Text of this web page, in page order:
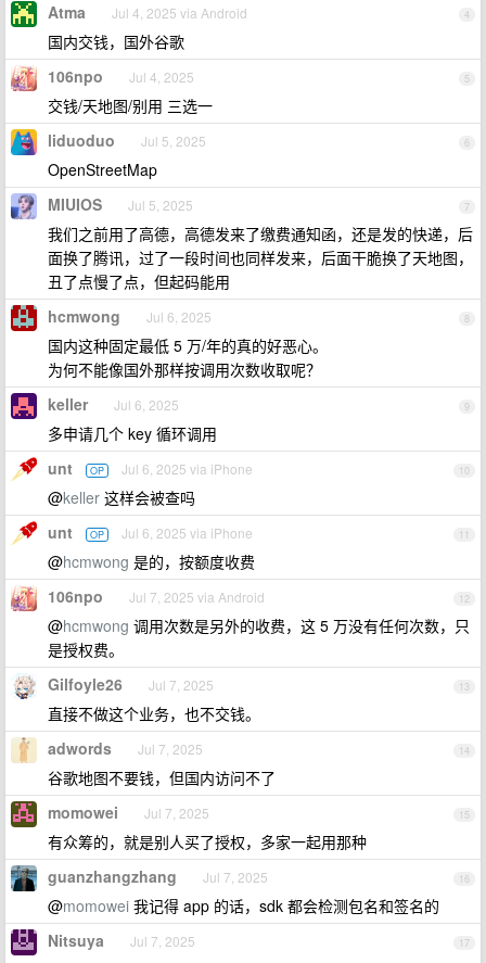
4
Atma Jul 4, 2025 via Android
国内交钱，国外谷歌
5
106npo Jul 4, 2025
交钱/天地图/别用 三选一
6
liduoduo Jul 5, 2025
OpenStreetMap
7
MIUIOS Jul 5, 2025
我们之前用了高德，高德发来了缴费通知函，还是发的快递，后
面换了腾讯，过了一段时间也同样发来，后面干脆换了天地图，
丑了点慢了点，但起码能用
8
hcmwong Jul 6, 2025
国内这种固定最低 5 万/年的真的好恶心。
为何不能像国外那样按调用次数收取呢？
9
keller Jul 6, 2025
多申请几个 key 循环调用
10
unt OP Jul 6, 2025 via iPhone
@keller 这样会被查吗
11
unt OP Jul 6, 2025 via iPhone
@hcmwong 是的，按额度收费
12
106npo Jul 7, 2025 via Android
@hcmwong 调用次数是另外的收费，这 5 万没有任何次数，只
是授权费。
13
Gilfoyle26 Jul 7, 2025
直接不做这个业务，也不交钱。
14
adwords Jul 7, 2025
谷歌地图不要钱，但国内访问不了
15
momowei Jul 7, 2025
有众筹的，就是别人买了授权，多家一起用那种
16
guanzhangzhang Jul 7, 2025
@momowei 我记得 app 的话，sdk 都会检测包名和签名的
17
Nitsuya Jul 7, 2025